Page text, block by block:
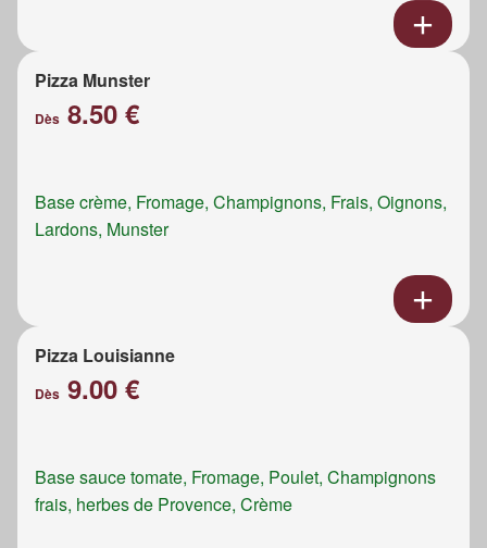
Pizza Munster
Dès 8.50 €
Base crème, Fromage, Champignons, Frais, Oignons,
Lardons, Munster
Pizza Louisianne
Dès 9.00 €
Base sauce tomate, Fromage, Poulet, Champignons
frais, herbes de Provence, Crème